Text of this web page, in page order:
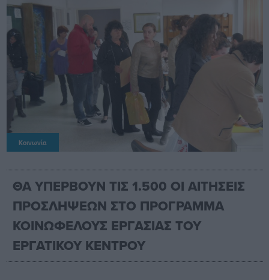
Κοινωνία
ΘΑ ΥΠΕΡΒΟΥΝ ΤΙΣ 1.500 ΟΙ ΑΙΤΗΣΕΙΣ
ΠΡΟΣΛΗΨΕΩΝ ΣΤΟ ΠΡΟΓΡΑΜΜΑ
ΚΟΙΝΩΦΕΛΟΥΣ ΕΡΓΑΣΙΑΣ ΤΟΥ
ΕΡΓΑΤΙΚΟΥ ΚΕΝΤΡΟΥ